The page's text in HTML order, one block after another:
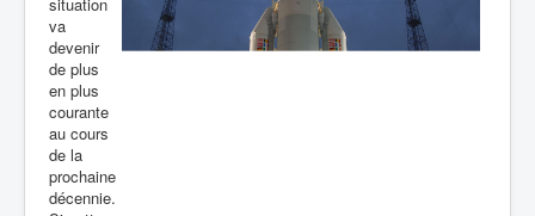
va
devenir
de plus
en plus
courante
au cours
de la
prochaine
décennie.